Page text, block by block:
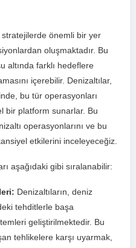
stratejilerde önemli bir‌ yer
oluşmaktadır. Bu
altında farklı ‍hedeflere
içerebilir. Denizaltılar,
bu ‌tür operasyonları
bir platform‌ sunarlar.⁢ Bu
operasyonlarını ve bu⁣
etkilerini inceleyeceğiz.
aşağıdaki gibi sıralanabilir:
Denizaltıların, deniz
tehditlerle başa
geliştirilmektedir. Bu
tehlikelere karşı uyarmak,